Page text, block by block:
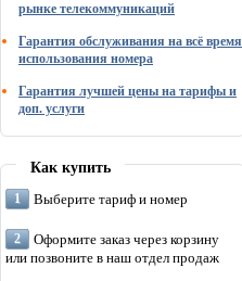
рынке телекоммуникаций
Гарантия обслуживания на всё время
использования номера
Гарантия лучшей цены на тарифы и
доп. услуги
Как купить
Выберите тариф и номер
Оформите заказ через корзину
или позвоните в наш отдел продаж